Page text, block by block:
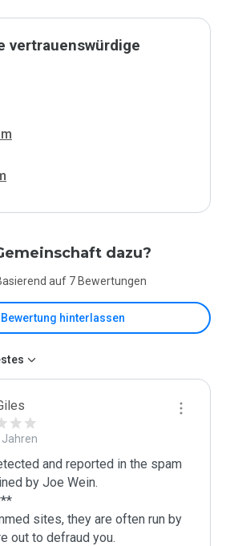
vertrauenswürdige
dazu?
auf 7 Bewertungen
Bewertung hinterlassen
and reported in the spam
by Joe Wein.
sites, they are often run by
out to defraud you.